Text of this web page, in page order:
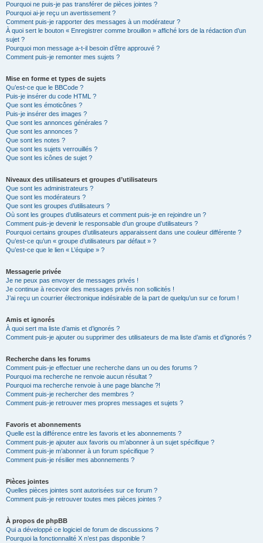
Pourquoi ne puis-je pas transférer de pièces jointes ?
Pourquoi ai-je reçu un avertissement ?
Comment puis-je rapporter des messages à un modérateur ?
À quoi sert le bouton « Enregistrer comme brouillon » affiché lors de la rédaction d’un
sujet ?
Pourquoi mon message a-t-il besoin d’être approuvé ?
Comment puis-je remonter mes sujets ?
Mise en forme et types de sujets
Qu’est-ce que le BBCode ?
Puis-je insérer du code HTML ?
Que sont les émoticônes ?
Puis-je insérer des images ?
Que sont les annonces générales ?
Que sont les annonces ?
Que sont les notes ?
Que sont les sujets verrouillés ?
Que sont les icônes de sujet ?
Niveaux des utilisateurs et groupes d’utilisateurs
Que sont les administrateurs ?
Que sont les modérateurs ?
Que sont les groupes d’utilisateurs ?
Où sont les groupes d’utilisateurs et comment puis-je en rejoindre un ?
Comment puis-je devenir le responsable d’un groupe d’utilisateurs ?
Pourquoi certains groupes d’utilisateurs apparaissent dans une couleur différente ?
Qu’est-ce qu’un « groupe d’utilisateurs par défaut » ?
Qu’est-ce que le lien « L’équipe » ?
Messagerie privée
Je ne peux pas envoyer de messages privés !
Je continue à recevoir des messages privés non sollicités !
J’ai reçu un courrier électronique indésirable de la part de quelqu’un sur ce forum !
Amis et ignorés
À quoi sert ma liste d’amis et d’ignorés ?
Comment puis-je ajouter ou supprimer des utilisateurs de ma liste d’amis et d’ignorés ?
Recherche dans les forums
Comment puis-je effectuer une recherche dans un ou des forums ?
Pourquoi ma recherche ne renvoie aucun résultat ?
Pourquoi ma recherche renvoie à une page blanche ?!
Comment puis-je rechercher des membres ?
Comment puis-je retrouver mes propres messages et sujets ?
Favoris et abonnements
Quelle est la différence entre les favoris et les abonnements ?
Comment puis-je ajouter aux favoris ou m’abonner à un sujet spécifique ?
Comment puis-je m’abonner à un forum spécifique ?
Comment puis-je résilier mes abonnements ?
Pièces jointes
Quelles pièces jointes sont autorisées sur ce forum ?
Comment puis-je retrouver toutes mes pièces jointes ?
À propos de phpBB
Qui a développé ce logiciel de forum de discussions ?
Pourquoi la fonctionnalité X n’est pas disponible ?